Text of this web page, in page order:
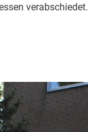
verabschiedet.